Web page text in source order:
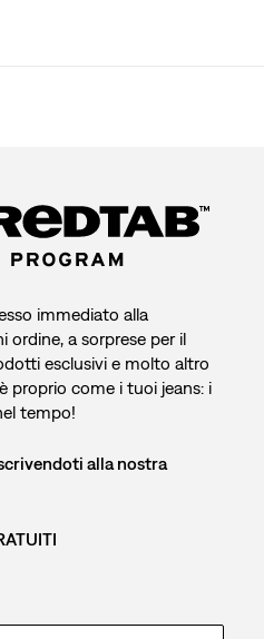
immediato alla
ordine, a sorprese per il
esclusivi e molto altro
proprio come i tuoi jeans: i
tempo!
alla nostra